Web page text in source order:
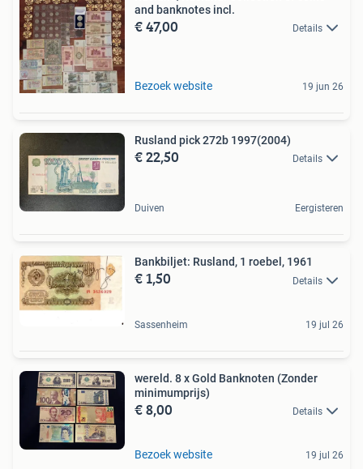
and banknotes incl.
€ 47,00 Details
Bezoek website 19 jun 26
Rusland pick 272b 1997(2004)
€ 22,50 Details
Duiven Eergisteren
Bankbiljet: Rusland, 1 roebel, 1961
€ 1,50 Details
Sassenheim 19 jul 26
wereld. 8 x Gold Banknoten (Zonder
minimumprijs)
€ 8,00 Details
Bezoek website 19 jul 26